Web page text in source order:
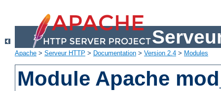
Apache > Serveur HTTP > Documentation > Version 2.4 > Modules
Module Apache